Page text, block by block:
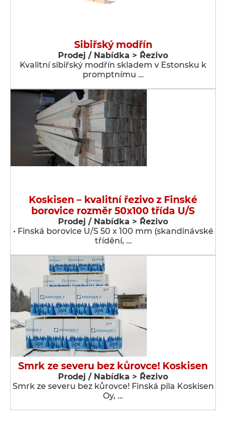
Sibiřský modřín
Prodej / Nabídka > Řezivo
Kvalitní sibiřský modřín skladem v Estonsku k
promptnímu …
Koskisen – kvalitní řezivo z Finské
borovice rozměr 50x100 třída U/S
Prodej / Nabídka > Řezivo
• Finská borovice U/S 50 x 100 mm (skandinávské
třídění, …
Smrk ze severu bez kůrovce! Koskisen
Prodej / Nabídka > Řezivo
Smrk ze severu bez kůrovce! Finská pila Koskisen
Oy, …